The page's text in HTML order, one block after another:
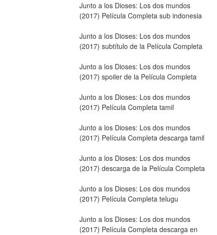
Junto a los Dioses: Los dos mundos
(2017) Película Completa sub indonesia
Junto a los Dioses: Los dos mundos
(2017) subtítulo de la Película Completa
Junto a los Dioses: Los dos mundos
(2017) spoiler de la Película Completa
Junto a los Dioses: Los dos mundos
(2017) Película Completa tamil
Junto a los Dioses: Los dos mundos
(2017) Película Completa descarga tamil
Junto a los Dioses: Los dos mundos
(2017) descarga de la Película Completa
Junto a los Dioses: Los dos mundos
(2017) Película Completa telugu
Junto a los Dioses: Los dos mundos
(2017) Película Completa descarga en